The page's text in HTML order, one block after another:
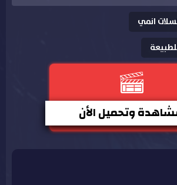
انمي
وتحميل الأن